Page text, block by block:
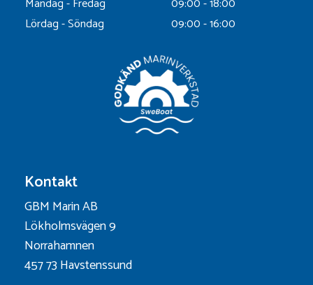
Måndag - Fredag
09:00 - 18:00
Lördag - Söndag
09:00 - 16:00
Kontakt
GBM Marin AB
Lökholmsvägen 9
Norrahamnen
457 73 Havstenssund